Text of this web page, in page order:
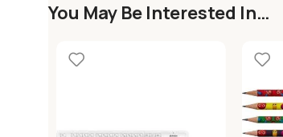
You May Be Interested In…